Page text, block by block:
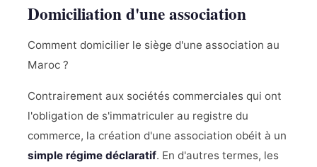
Domiciliation d'une association
Comment domicilier le siège d'une association au
Maroc ?
Contrairement aux sociétés commerciales qui ont
l'obligation de s'immatriculer au registre du
commerce, la création d'une association obéit à un
simple régime déclaratif. En d'autres termes, les